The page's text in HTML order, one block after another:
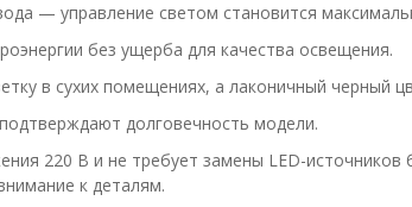
— управление светом становится
без ущерба для качества освещения.
в сухих помещениях, а лаконичный черный
долговечность модели.
220 В и не требует замены LED-
к деталям.